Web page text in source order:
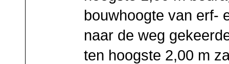
bouwhoogte van erf-
naar de weg
ten hoogste 2,00 m